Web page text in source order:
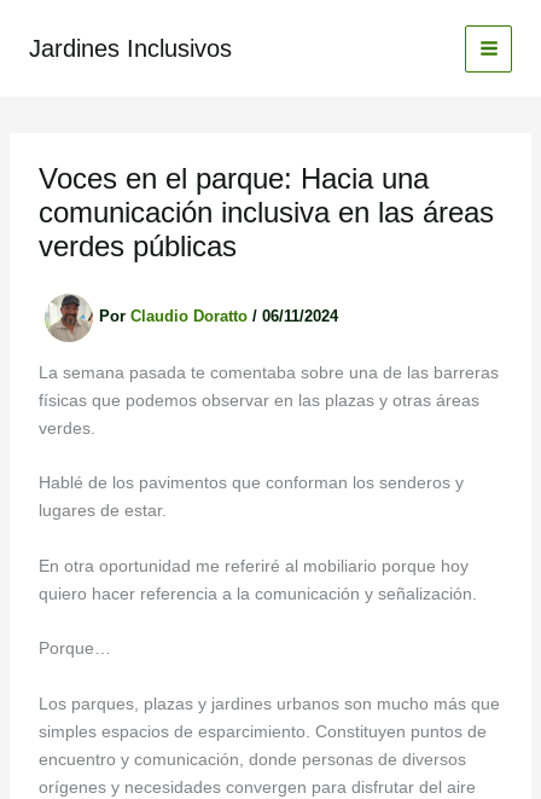
Jardines Inclusivos
Voces en el parque: Hacia una
comunicación inclusiva en las áreas
verdes públicas
Por Claudio Doratto / 06/11/2024
La semana pasada te comentaba sobre una de las barreras
físicas que podemos observar en las plazas y otras áreas
verdes.
Hablé de los pavimentos que conforman los senderos y
lugares de estar.
En otra oportunidad me referiré al mobiliario porque hoy
quiero hacer referencia a la comunicación y señalización.
Porque…
Los parques, plazas y jardines urbanos son mucho más que
simples espacios de esparcimiento. Constituyen puntos de
encuentro y comunicación, donde personas de diversos
orígenes y necesidades convergen para disfrutar del aire